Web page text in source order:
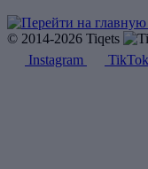
© 2014-2026 Tiqets
Instagram
TikTok